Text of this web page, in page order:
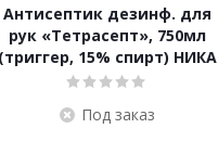
Антисептик дезинф. для
рук «Тетрасепт», 750мл
(триггер, 15% спирт) НИКА
Под заказ